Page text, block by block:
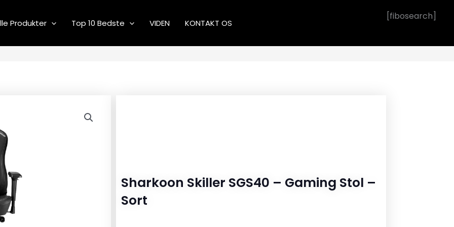
Produkter Top 10 Bedste VIDEN KONTAKT OS
[fibosearch]
Sharkoon Skiller SGS40 – Gaming Stol –
Sort